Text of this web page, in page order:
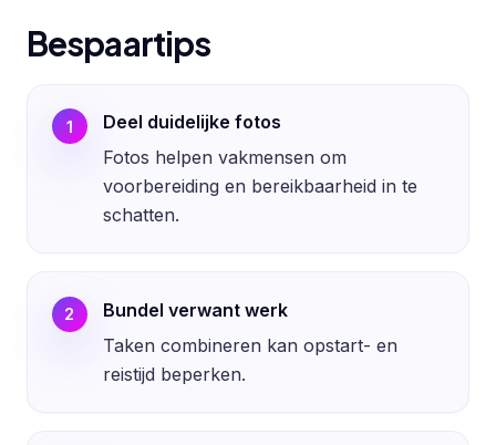
Bespaartips
1
Deel duidelijke fotos
Fotos helpen vakmensen om
voorbereiding en bereikbaarheid in te
schatten.
2
Bundel verwant werk
Taken combineren kan opstart- en
reistijd beperken.